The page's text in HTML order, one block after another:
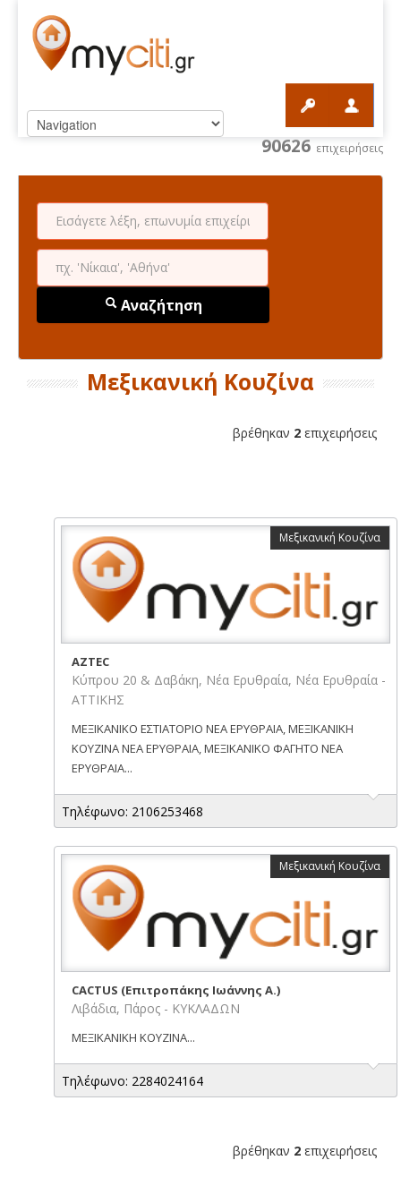
90626 επιχειρήσεις
Αναζήτηση
Μεξικανική Κουζίνα
βρέθηκαν 2 επιχειρήσεις
Μεξικανική Κουζίνα
AZTEC
Κύπρου 20 & Δαβάκη, Νέα Ερυθραία, Νέα Ερυθραία -
ΑΤΤΙΚΗΣ
ΜΕΞΙΚΑΝΙΚΟ ΕΣΤΙΑΤΟΡΙΟ ΝΕΑ ΕΡΥΘΡΑΙΑ, ΜΕΞΙΚΑΝΙΚΗ
ΚΟΥΖΙΝΑ ΝΕΑ ΕΡΥΘΡΑΙΑ, ΜΕΞΙΚΑΝΙΚΟ ΦΑΓΗΤΟ ΝΕΑ
ΕΡΥΘΡΑΙΑ...
Τηλέφωνο: 2106253468
Μεξικανική Κουζίνα
CACTUS (Επιτροπάκης Ιωάννης Α.)
Λιβάδια, Πάρος - ΚΥΚΛΑΔΩΝ
ΜΕΞΙΚΑΝΙΚΗ ΚΟΥΖΙΝΑ...
Τηλέφωνο: 2284024164
βρέθηκαν 2 επιχειρήσεις